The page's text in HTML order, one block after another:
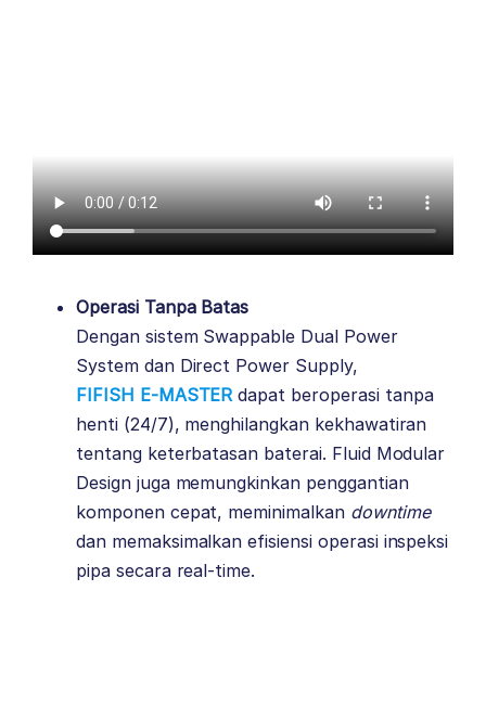
Operasi Tanpa Batas
Dengan sistem Swappable Dual Power
System dan Direct Power Supply,
FIFISH E-MASTER dapat beroperasi tanpa
henti (24/7), menghilangkan kekhawatiran
tentang keterbatasan baterai. Fluid Modular
Design juga memungkinkan penggantian
komponen cepat, meminimalkan downtime
dan memaksimalkan efisiensi operasi inspeksi
pipa secara real-time.